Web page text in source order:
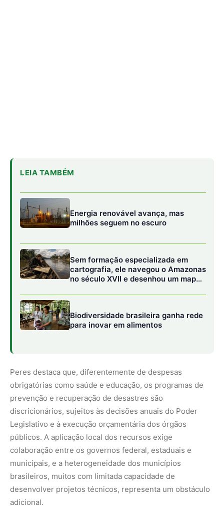
Peres destaca que, diferentemente de despesas
obrigatórias como saúde e educação, os programas de
discricionários, sujeitos às decisões anuais do Poder
Legislativo e à execução orçamentária dos órgãos
públicos. A aplicação local dos recursos exige
municipais, e a heterogeneidade dos municípios
brasileiros, muitos com limitada capacidade de
desenvolver projetos técnicos, representa um obstáculo
Emenda Constitucional nº 95/2016
A Emenda Constitucional nº 95/2016, que estabeleceu
um teto para os gastos públicos, tem pressionado as
despesas não obrigatórias, e a autorização orçamentária
não garante a execução das ações. O pico de
investimentos na área ocorreu em 2013, sob o governo
de Dilma Rousseff, com R$ 6,8 bilhões destinados. Em
contraste, o menor investimento foi registrado em 2021,
durante o governo Bolsonaro, com apenas R$ 1,3 bilhão
transferido. No terceiro mandato de Lula, em 2024, a